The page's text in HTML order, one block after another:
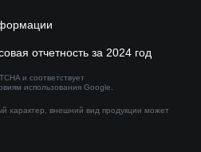
отчетность за 2024 год
и соответствует
использования Google.
характер, внешний вид продукции может